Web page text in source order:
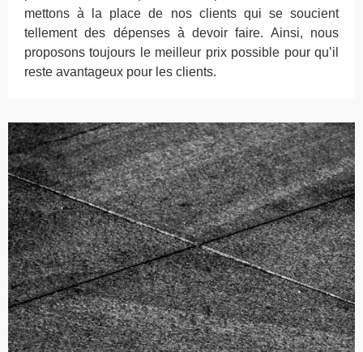
mettons à la place de nos clients qui se soucient
tellement des dépenses à devoir faire. Ainsi, nous
proposons toujours le meilleur prix possible pour qu’il
reste avantageux pour les clients.